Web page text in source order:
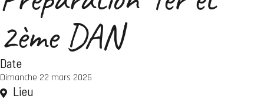
2ème DAN
Date
Dimanche 22 mars 2026
Lieu